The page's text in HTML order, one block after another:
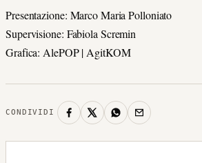
Presentazione: Marco Maria Polloniato
Supervisione: Fabiola Scremin
Grafica: AlePOP | AgitKOM
CONDIVIDI